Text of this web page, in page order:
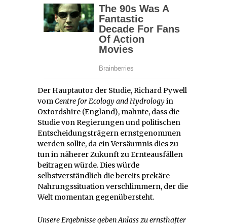
Der Hauptautor der Studie, Richard Pywell
vomCentre for Ecology and Hydrologyin
Oxfordshire (England), mahnte, dass die
Studie von Regierungen und politischen
Entscheidungsträgern ernstgenommen
werden sollte, da ein Versäumnis dies zu
tun in näherer Zukunft zu Ernteausfällen
beitragen würde. Dies würde
selbstverständlich die bereits prekäre
Nahrungssituation verschlimmern, der die
Welt momentan gegenübersteht.
Unsere Ergebnisse geben Anlass zu ernsthafter